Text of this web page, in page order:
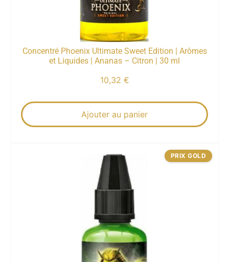
Concentré Phoenix Ultimate Sweet Edition | Arômes
et Liquides | Ananas – Citron | 30 ml
10,32 €
Ajouter au panier
PRIX GOLD